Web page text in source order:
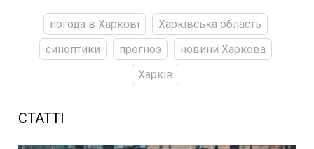
погода в Харкові
Харківська область
синоптики
прогноз
новини Харкова
Харків
СТАТТІ